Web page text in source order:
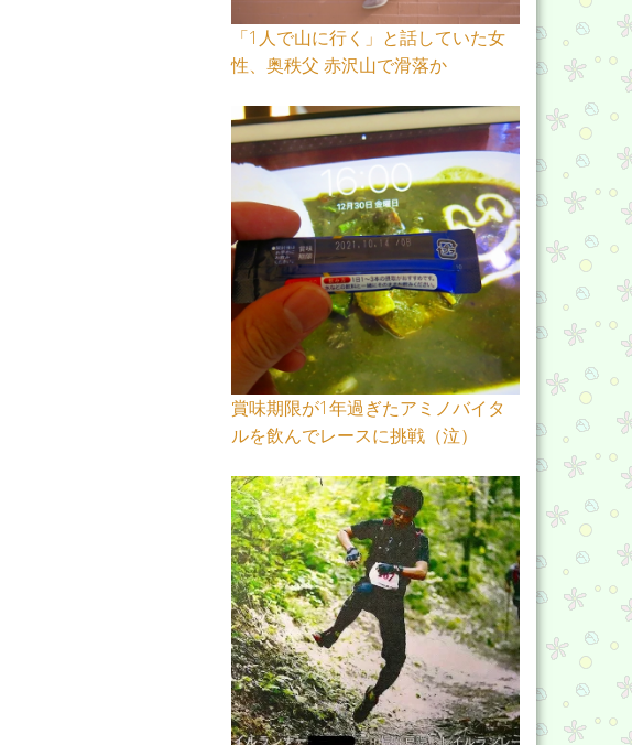
「1人で山に行く」と話していた女
性、奥秩父 赤沢山で滑落か
賞味期限が1年過ぎたアミノバイタ
ルを飲んでレースに挑戦（泣）